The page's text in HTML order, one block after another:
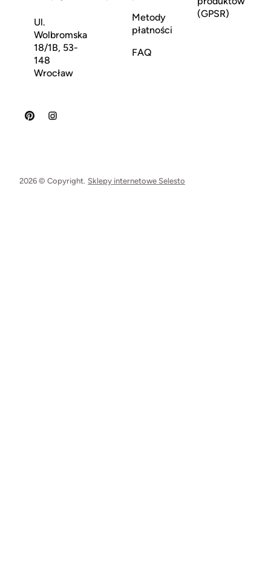
Ul.
Wolbromska
18/1B, 53-
148
Wrocław
Metody
płatności
FAQ
(GPSR)
2026 © Copyright. Sklepy internetowe Selesto